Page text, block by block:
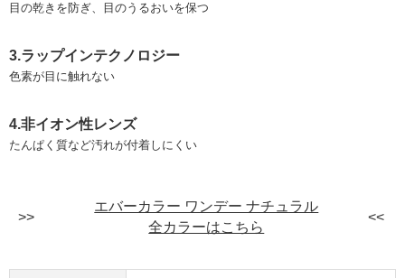
目の乾きを防ぎ、目のうるおいを保つ
3.ラップインテクノロジー
色素が目に触れない
4.非イオン性レンズ
たんぱく質など汚れが付着しにくい
エバーカラー ワンデー ナチュラル
全カラーはこちら